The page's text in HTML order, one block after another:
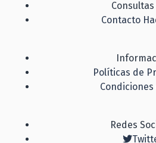
Contacto
Políticas de
Condiciones
Redes